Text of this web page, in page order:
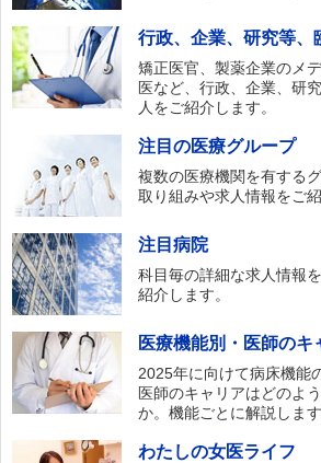
行政、企業、研究等、
矯正医官、製薬企業のメ
医など、行政、企業、研
人をご紹介します。
注目の医療グループ
複数の医療機関を有する
取り組みや求人情報をご紹
注目病院
科目毎の詳細な求人情報
紹介します。
医療機能別・医師のキ
2025年に向けて病床機能
医師のキャリアはどのよ
か。機能ごとに解説します
わたしの女医ライフ